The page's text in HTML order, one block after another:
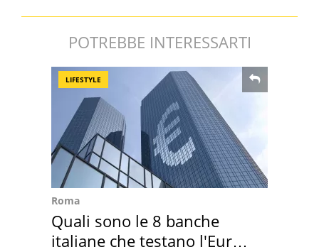
POTREBBE INTERESSARTI
LIFESTYLE
Roma
Quali sono le 8 banche
italiane che testano l'Euro